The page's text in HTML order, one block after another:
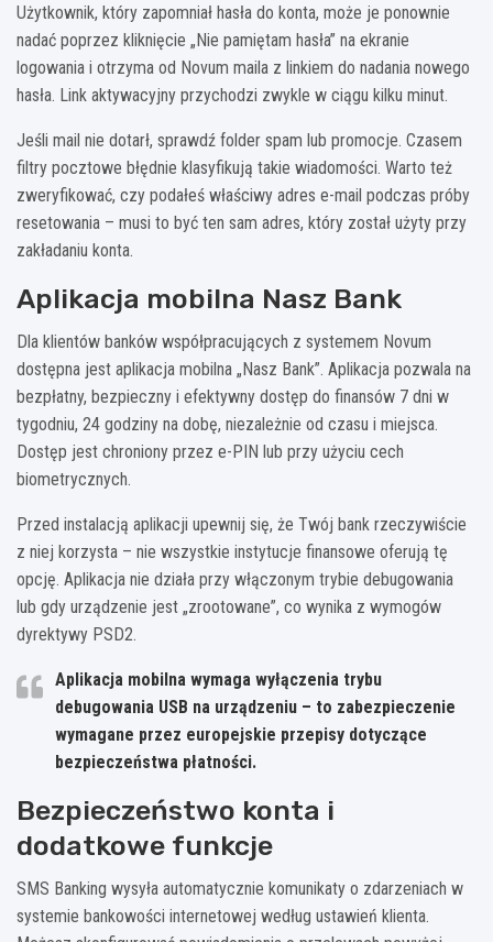
Użytkownik, który zapomniał hasła do konta, może je ponownie
nadać poprzez kliknięcie „Nie pamiętam hasła” na ekranie
logowania i otrzyma od Novum maila z linkiem do nadania nowego
hasła. Link aktywacyjny przychodzi zwykle w ciągu kilku minut.
Jeśli mail nie dotarł, sprawdź folder spam lub promocje. Czasem
filtry pocztowe błędnie klasyfikują takie wiadomości. Warto też
zweryfikować, czy podałeś właściwy adres e-mail podczas próby
resetowania – musi to być ten sam adres, który został użyty przy
zakładaniu konta.
Aplikacja mobilna Nasz Bank
Dla klientów banków współpracujących z systemem Novum
dostępna jest aplikacja mobilna „Nasz Bank”. Aplikacja pozwala na
bezpłatny, bezpieczny i efektywny dostęp do finansów 7 dni w
tygodniu, 24 godziny na dobę, niezależnie od czasu i miejsca.
Dostęp jest chroniony przez e-PIN lub przy użyciu cech
biometrycznych.
Przed instalacją aplikacji upewnij się, że Twój bank rzeczywiście
z niej korzysta – nie wszystkie instytucje finansowe oferują tę
opcję. Aplikacja nie działa przy włączonym trybie debugowania
lub gdy urządzenie jest „zrootowane”, co wynika z wymogów
dyrektywy PSD2.
Aplikacja mobilna wymaga wyłączenia trybu
debugowania USB na urządzeniu – to zabezpieczenie
wymagane przez europejskie przepisy dotyczące
bezpieczeństwa płatności.
Bezpieczeństwo konta i
dodatkowe funkcje
SMS Banking wysyła automatycznie komunikaty o zdarzeniach w
systemie bankowości internetowej według ustawień klienta.